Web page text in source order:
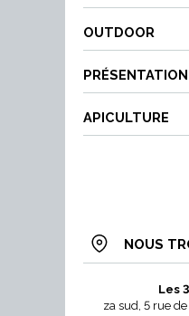
OUTDOOR
APICULTURE
NOUS
Les
za sud, 5 rue